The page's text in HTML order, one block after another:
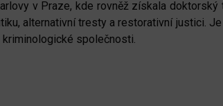
v Praze, kde rovněž získala
alternativní tresty a restorativní justici.
společnosti.